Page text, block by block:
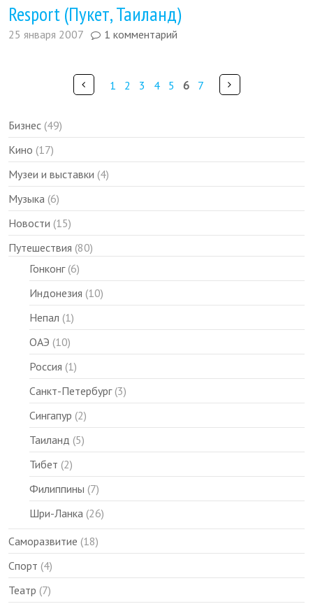
Resport (Пукет, Таиланд)
25 января 2007 1 комментарий
Pages Ранее
1 2 3 4 5 6 7
Бизнес (49)
Кино (17)
Музеи и выставки (4)
Музыка (6)
Новости (15)
Путешествия (80)
Гонконг(6)
Индонезия (10)
Непал (1)
ОАЭ (10)
Россия (1)
Санкт-Петербург(3)
Сингапур (2)
Таиланд (5)
Тибет (2)
Филиппины (7)
Шри-Ланка (26)
Саморазвитие (18)
Спорт (4)
Театр (7)